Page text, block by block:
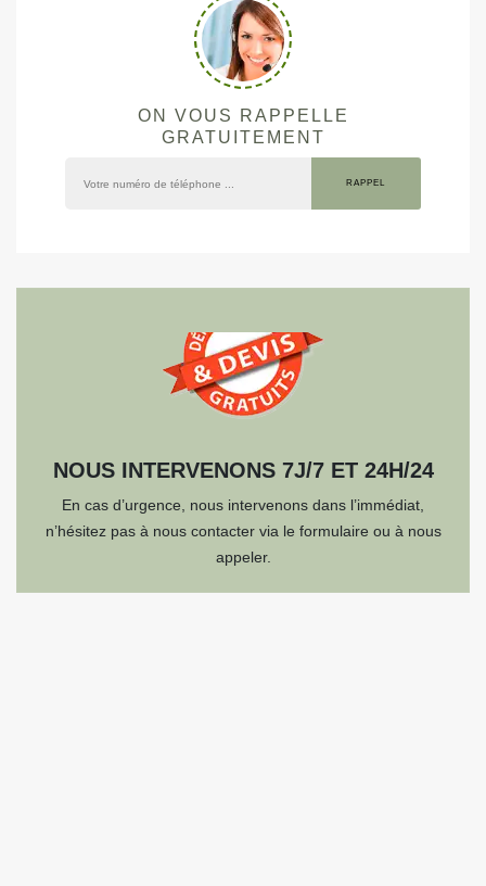
ON VOUS RAPPELLE
GRATUITEMENT
NOUS INTERVENONS 7J/7 ET 24H/24
En cas d’urgence, nous intervenons dans l’immédiat,
n’hésitez pas à nous contacter via le formulaire ou à nous
appeler.